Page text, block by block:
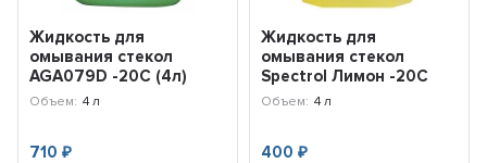
Жидкость для
омывания стекол
AGA079D -20C (4л)
AGA079D
Объем: 4 л
710₽
Жидкость для
омывания стекол
Spectrol Лимон -20С
(4л) 9646
Объем: 4 л
400 ₽